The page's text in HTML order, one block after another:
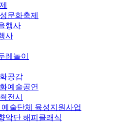
문화축제
행사
사
레놀이
공감
예술공연
전시
술단체 육성지원사업
악단 해피클래식